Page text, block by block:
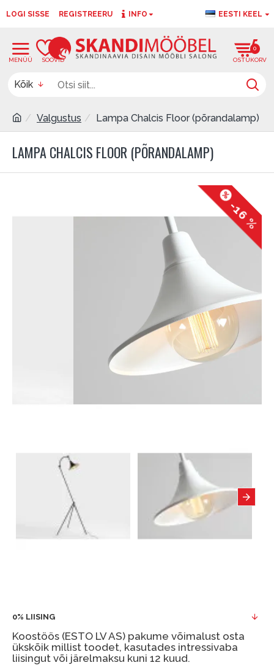
LOGI SISSE REGISTREERU INFO EESTI KEEL
0
Kõik
Valgustus Lampa Chalcis Floor (põrandalamp)
LAMPA CHALCIS FLOOR (PÕRANDALAMP)
-16 %
0% LIISING
Koostöös (ESTO LV AS) pakume võimalust osta
ükskõik millist toodet, kasutades intressivaba
liisingut või järelmaksu kuni 12 kuud.